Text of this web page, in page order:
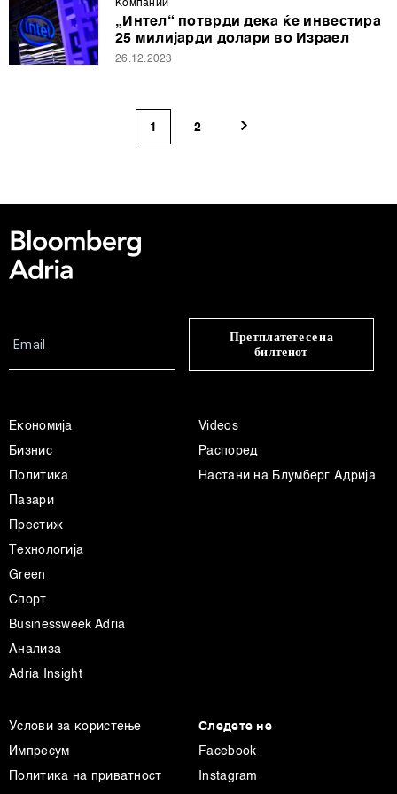
Компании
„Интел“ потврди дека ќе инвестира
25 милијарди долари во Израел
26.12.2023
1 2
Претплатете се на
билтенот
Економија
Бизнис
Политика
Пазари
Престиж
Технологија
Green
Спорт
Businessweek Adria
Анализа
Adria Insight
Videos
Распоред
Настани на Блумберг Адрија
Услови за користење
Импресум
Политика на приватност
Следете не
Facebook
Instagram